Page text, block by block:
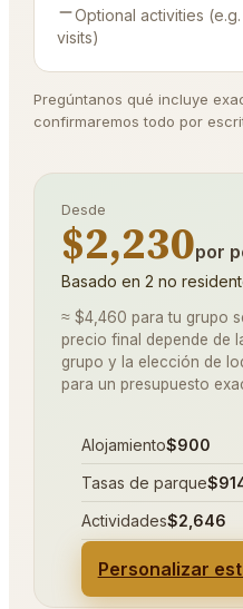
Optional activities
visits)
Pregúntanos qué incluye
confirmaremos todo por
Desde
$2,230por
Basado en 2 no
≈ $4,460 para tu grupo
precio final depende de
grupo y la elección de
para un presupuesto
Alojamiento$900
Tasas de parque
Actividades$2,646
Personalizar